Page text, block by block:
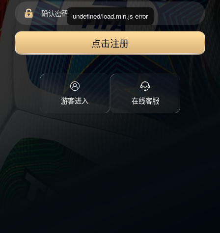
点击注册
游客进入 在线客服
undefined/load.min.js error